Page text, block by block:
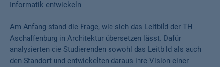
Informatik entwickeln.
Am Anfang stand die Frage, wie sich das Leitbild der TH
Aschaffenburg in Architektur übersetzen lässt. Dafür
analysierten die Studierenden sowohl das Leitbild als auch
den Standort und entwickelten daraus ihre Vision einer